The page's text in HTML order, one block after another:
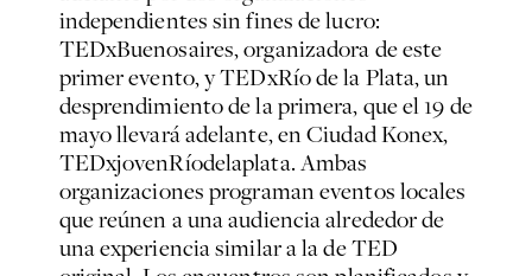
independientes sin fines de lucro:
TEDxBuenosaires, organizadora de este
primer evento, y TEDxRío de la Plata, un
desprendimiento de la primera, que el 19 de
mayo llevará adelante, en Ciudad Konex,
TEDxjovenRíodelaplata. Ambas
organizaciones programan eventos locales
que reúnen a una audiencia alrededor de
una experiencia similar a la de TED